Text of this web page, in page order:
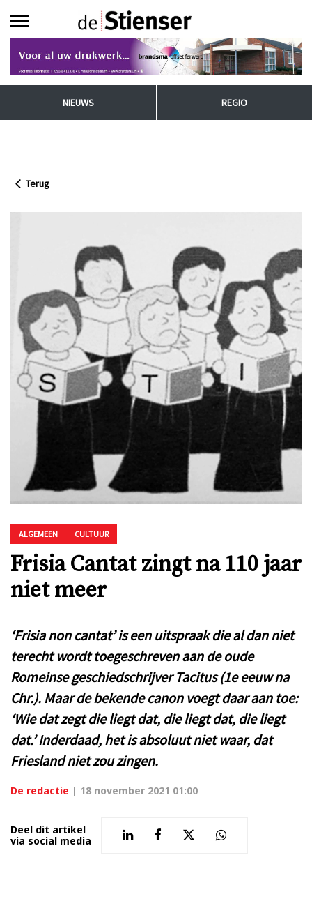
NIEUWS REGIO
Terug
ALGEMEEN CULTUUR
Frisia Cantat zingt na 110 jaar
niet meer
‘Frisia non cantat’ is een uitspraak die al dan niet
terecht wordt toegeschreven aan de oude
Romeinse geschiedschrijver Tacitus (1e eeuw na
Chr.). Maar de bekende canon voegt daar aan toe:
‘Wie dat zegt die liegt dat, die liegt dat, die liegt
dat.’ Inderdaad, het is absoluut niet waar, dat
Friesland niet zou zingen.
De redactie | 18 november 2021 01:00
Deel dit artikel
via social media